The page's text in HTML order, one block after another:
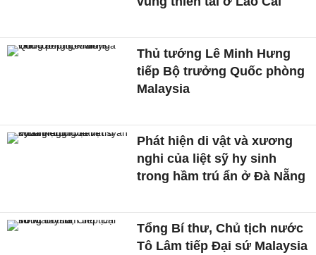
Thủ tướng Lê Minh Hưng
tiếp Bộ trưởng Quốc phòng
Malaysia
Phát hiện di vật và xương
nghi của liệt sỹ hy sinh
trong hầm trú ẩn ở Đà Nẵng
Tổng Bí thư, Chủ tịch nước
Tô Lâm tiếp Đại sứ Malaysia